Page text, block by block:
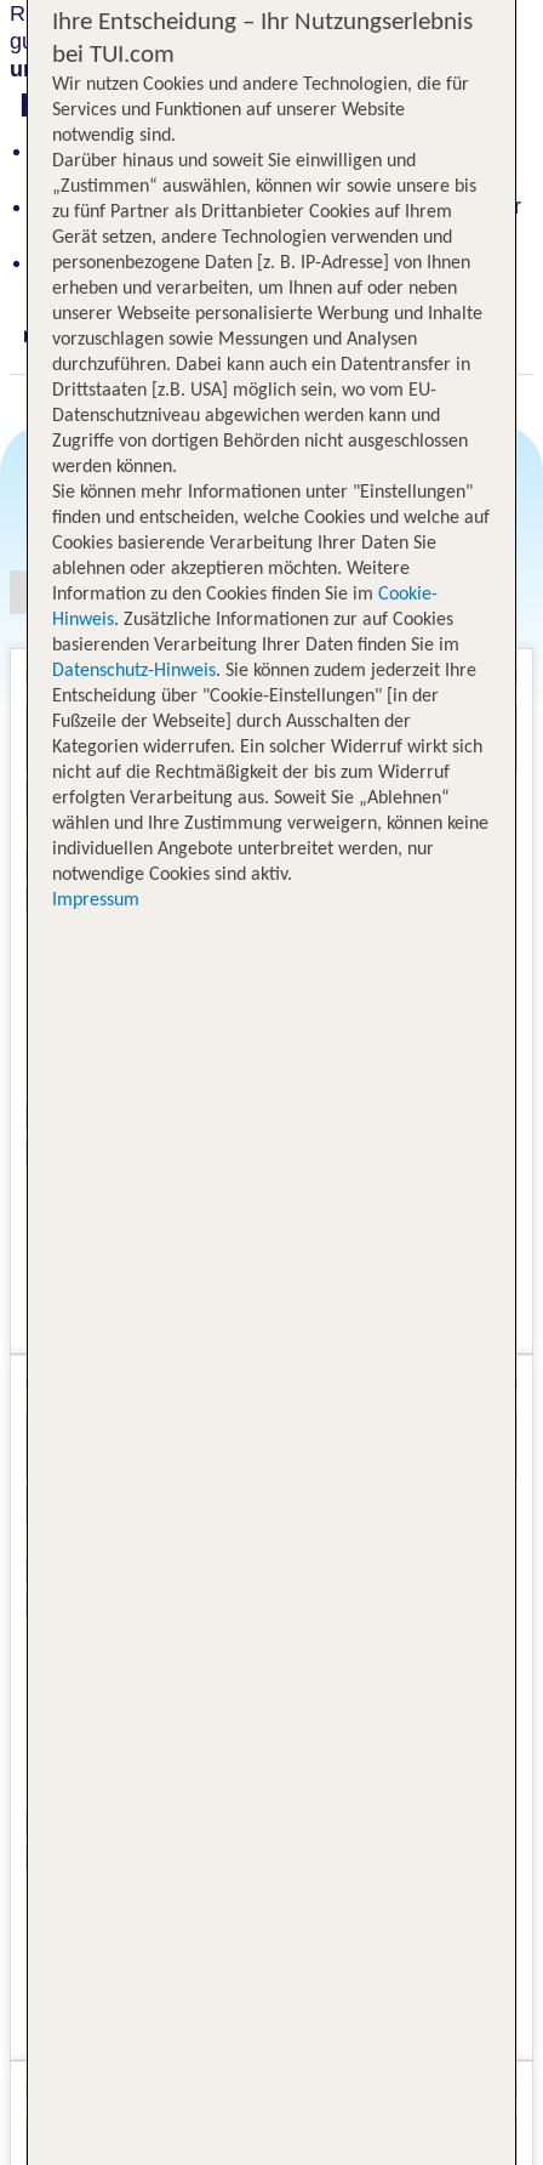
Ruheraum bietet alles, was Körper, Geist und Seele
gut tut, und das Restaurant überzeugt durch
und regionale Produkte
Highlights
Ideales Hotel, um all das Märchenhafte im
Königswinkel zu entdecken
1500 m² große Sauna- und Wellnesslandschaft für
Körper, Geist und Seele
Frische und regionale Produkte im Restaurant
Digitaler und telefonischer 24/7 TUI Service
Angebotsauswahl
Ihre Entscheidung – Ihr Nutzungserlebnis
bei TUI.com
Wir nutzen Cookies und andere Technologien, die für
Services und Funktionen auf unserer Website
notwendig sind.
Darüber hinaus und soweit Sie einwilligen und
„Zustimmen“ auswählen, können wir sowie unsere bis
zu fünf Partner als Drittanbieter Cookies auf Ihrem
Gerät setzen, andere Technologien verwenden und
personenbezogene Daten [z. B. IP-Adresse] von Ihnen
erheben und verarbeiten, um Ihnen auf oder neben
unserer Webseite personalisierte Werbung und Inhalte
vorzuschlagen sowie Messungen und Analysen
durchzuführen. Dabei kann auch ein Datentransfer in
Drittstaaten [z.B. USA] möglich sein, wo vom EU-
Datenschutzniveau abgewichen werden kann und
Zugriffe von dortigen Behörden nicht ausgeschlossen
werden können.
Sie können mehr Informationen unter "Einstellungen"
finden und entscheiden, welche Cookies und welche auf
Cookies basierende Verarbeitung Ihrer Daten Sie
ablehnen oder akzeptieren möchten. Weitere
Information zu den Cookies finden Sie im Cookie-
Hinweis. Zusätzliche Informationen zur auf Cookies
basierenden Verarbeitung Ihrer Daten finden Sie im
Datenschutz-Hinweis. Sie können zudem jederzeit Ihre
Entscheidung über "Cookie-Einstellungen" [in der
Fußzeile der Webseite] durch Ausschalten der
Kategorien widerrufen. Ein solcher Widerruf wirkt sich
nicht auf die Rechtmäßigkeit der bis zum Widerruf
erfolgten Verarbeitung aus. Soweit Sie „Ablehnen“
wählen und Ihre Zustimmung verweigern, können keine
individuellen Angebote unterbreitet werden, nur
notwendige Cookies sind aktiv.
Impressum